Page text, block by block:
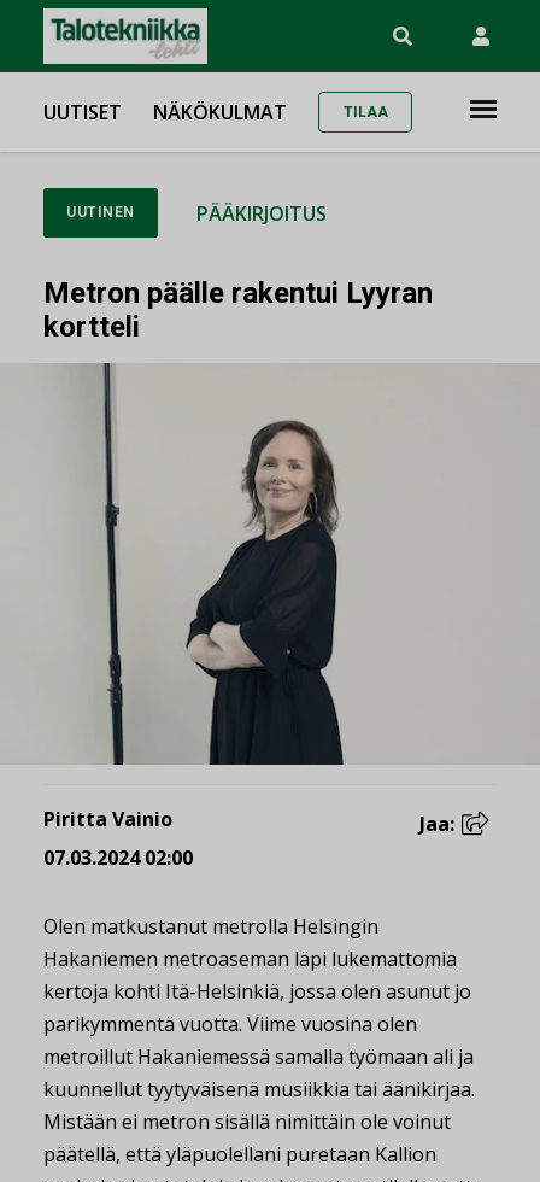
UUTISET NÄKÖKULMAT TILAA
UUTINEN PÄÄKIRJOITUS
Metron päälle rakentui Lyyran
kortteli
Piritta Vainio
07.03.2024 02:00
Jaa:
Olen matkustanut metrolla Helsingin
Hakaniemen metroaseman läpi lukemattomia
kertoja kohti Itä-Helsinkiä, jossa olen asunut jo
parikymmentä vuotta. Viime vuosina olen
metroillut Hakaniemessä samalla työmaan ali ja
kuunnellut tyytyväisenä musiikkia tai äänikirjaa.
Mistään ei metron sisällä nimittäin ole voinut
päätellä, että yläpuolellani puretaan Kallion